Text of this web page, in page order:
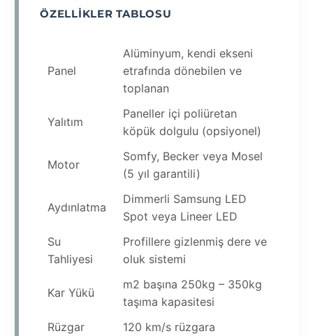
ÖZELLIKLER TABLOSU
Panel
Alüminyum, kendi ekseni
etrafında dönebilen ve
toplanan
Yalıtım
Paneller içi poliüretan
köpük dolgulu (opsiyonel)
Motor
Somfy, Becker veya Mosel
(5 yıl garantili)
Aydınlatma
Dimmerli Samsung LED
Spot veya Lineer LED
Su
Tahliyesi
Profillere gizlenmiş dere ve
oluk sistemi
Kar Yükü
m2 başına 250kg – 350kg
taşıma kapasitesi
Rüzgar
120 km/s rüzgara